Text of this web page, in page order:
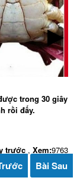
trong 30 giây
rồi đấy.
▶
trước , Xem:9763
Bài Sau